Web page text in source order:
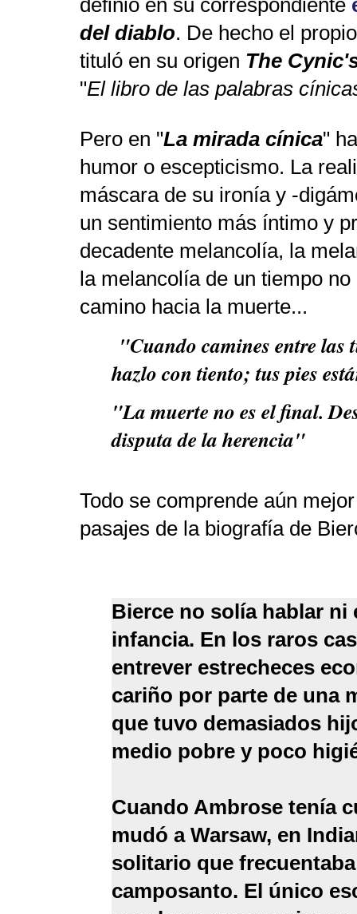
definió en su correspondiente
del diablo. De hecho el
tituló en su origen The
"El libro de las palabras
Pero en "La mirada cínica"
humor o escepticismo. La
máscara de su ironía y -
un sentimiento más íntimo y
decadente melancolía, la
la melancolía de un tiempo
camino hacia la muerte...
"Cuando camines entre las
hazlo con tiento; tus pies
"La muerte no es el final.
disputa de la herencia"
Todo se comprende aún
pasajes de la biografía de
Bierce no solía hablar ni
infancia. En los raros
entrever estrecheces
cariño por parte de una
que tuvo demasiados
medio pobre y poco
Cuando Ambrose tenía
mudó a Warsaw, en
solitario que
camposanto. El único